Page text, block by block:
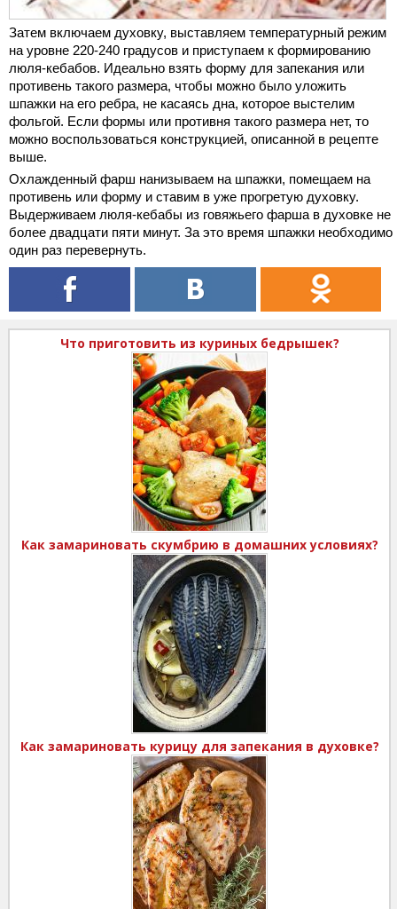
Затем включаем духовку, выставляем температурный режим
на уровне 220-240 градусов и приступаем к формированию
люля-кебабов. Идеально взять форму для запекания или
противень такого размера, чтобы можно было уложить
шпажки на его ребра, не касаясь дна, которое выстелим
фольгой. Если формы или противня такого размера нет, то
можно воспользоваться конструкцией, описанной в рецепте
выше.
Охлажденный фарш нанизываем на шпажки, помещаем на
противень или форму и ставим в уже прогретую духовку.
Выдерживаем люля-кебабы из говяжьего фарша в духовке не
более двадцати пяти минут. За это время шпажки необходимо
один раз перевернуть.
Что приготовить из куриных бедрышек?
Как замариновать скумбрию в домашних условиях?
Как замариновать курицу для запекания в духовке?